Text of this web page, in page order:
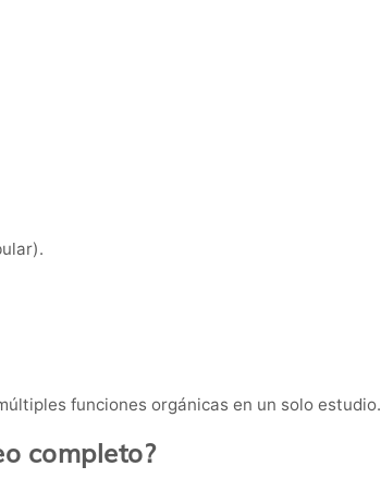
funciones orgánicas en un solo estudio.
completo?